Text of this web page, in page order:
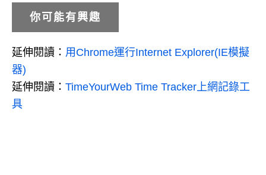
你可能有興趣
延伸閱讀： 用Chrome運行Internet Explorer(IE模擬
器)
延伸閱讀： TimeYourWeb Time Tracker上網記錄工
具